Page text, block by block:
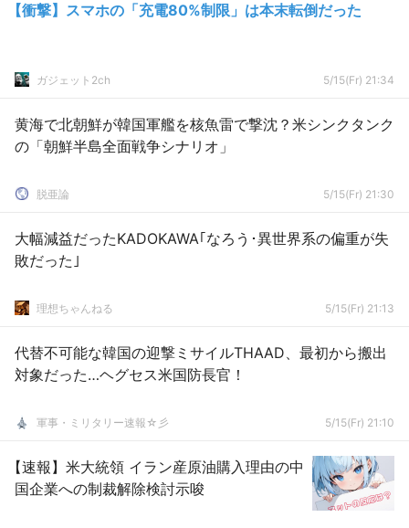
【衝撃】スマホの「充電80%制限」は本末転倒だった
ガジェット2ch 5/15(Fr) 21:34
黄海で北朝鮮が韓国軍艦を核魚雷で撃沈？米シンクタンク
の「朝鮮半島全面戦争シナリオ」
脱亜論 5/15(Fr) 21:30
大幅減益だったKADOKAWA｢なろう･異世界系の偏重が失
敗だった｣
理想ちゃんねる 5/15(Fr) 21:13
代替不可能な韓国の迎撃ミサイルTHAAD、最初から搬出
対象だった…ヘグセス米国防長官！
軍事・ミリタリー速報☆彡 5/15(Fr) 21:10
【速報】米大統領 イラン産原油購入理由の中
国企業への制裁解除検討示唆